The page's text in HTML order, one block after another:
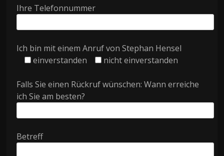
Ihre Telefonnummer
Ich bin mit einem Anruf von Stephan Hensel
einverstanden
nicht einverstanden
Falls Sie einen Rückruf wünschen: Wann erreiche
ich Sie am besten?
Betreff